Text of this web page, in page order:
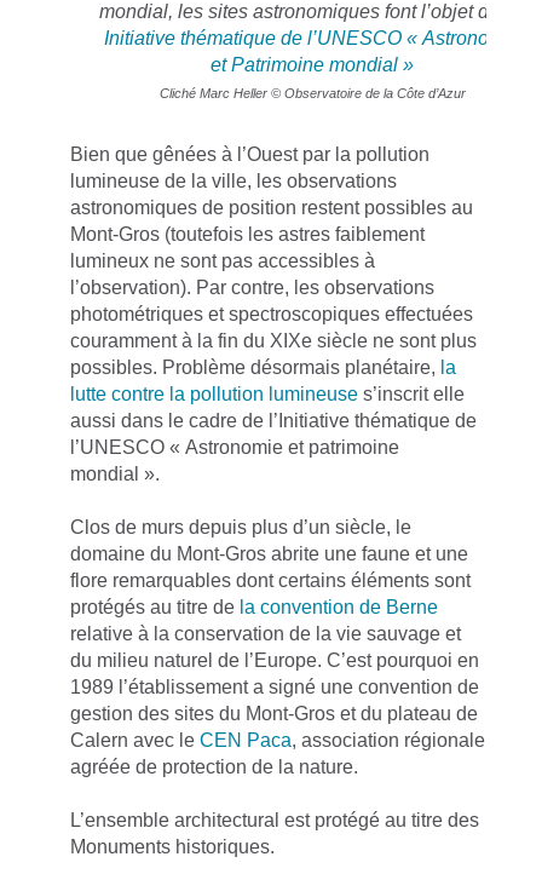
mondial, les sites astronomiques font l’objet d’une
Initiative thématique de l’UNESCO « Astronomie
et Patrimoine mondial »
Cliché Marc Heller © Observatoire de la Côte d’Azur
Bien que gênées à l’Ouest par la pollution
lumineuse de la ville, les observations
astronomiques de position restent possibles au
Mont-Gros (toutefois les astres faiblement
lumineux ne sont pas accessibles à
l’observation). Par contre, les observations
photométriques et spectroscopiques effectuées
couramment à la fin du XIXe siècle ne sont plus
possibles. Problème désormais planétaire, la
lutte contre la pollution lumineuse s’inscrit elle
aussi dans le cadre de l’Initiative thématique de
l’UNESCO « Astronomie et patrimoine
mondial ».
Clos de murs depuis plus d’un siècle, le
domaine du Mont-Gros abrite une faune et une
flore remarquables dont certains éléments sont
protégés au titre de la convention de Berne
relative à la conservation de la vie sauvage et
du milieu naturel de l’Europe. C’est pourquoi en
1989 l’établissement a signé une convention de
gestion des sites du Mont-Gros et du plateau de
Calern avec le CEN Paca, association régionale
agréée de protection de la nature.
L’ensemble architectural est protégé au titre des
Monuments historiques.